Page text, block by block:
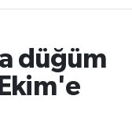
düğüm